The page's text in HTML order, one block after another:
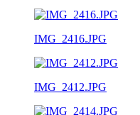
IMG_2416.JPG
IMG_2412.JPG